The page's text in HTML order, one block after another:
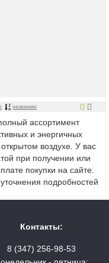
названию
ассортимент
и энергичных
воздухе. У вас
при получении или
покупки на сайте.
подробностей
Контакты:
8 (347) 256-98-53